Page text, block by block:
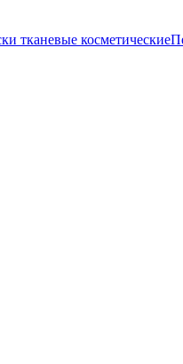
тканевые косметические